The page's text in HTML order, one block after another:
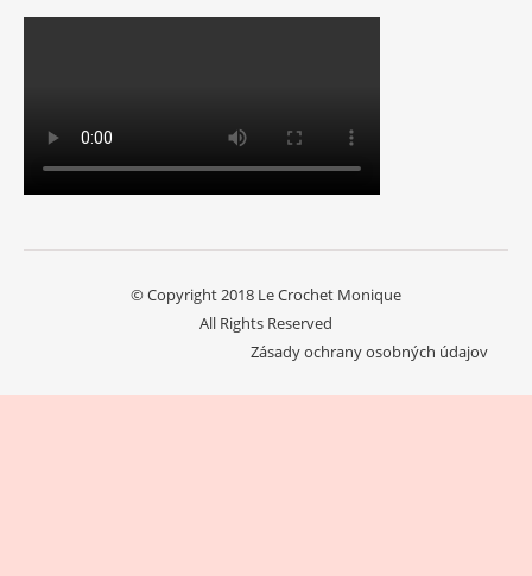
© Copyright 2018 Le Crochet Monique
All Rights Reserved
Zásady ochrany osobných údajov